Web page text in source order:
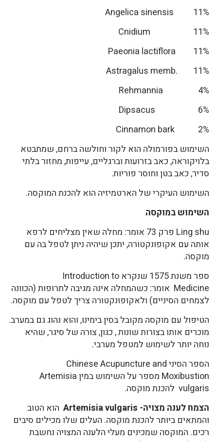
Angelica sinensis 11%
Cnidium 11%
Paeonia lactiflora 11%
Astragalus memb. 11%
Rehmannia 4%
Dipsacus 6%
Cinnamon bark 2%
השימוש בפורמולה הוא לקור וחולשה ברחם, שמתבטא
בלויקוראה, כאב בזרועות וברגליים, עייפות, מחזור בלתי
סדיר, כאב בטן וחוסר פוריות.
השימוש העיקרי של הארטמיזיה הוא להכנת המוקסה.
השימוש במוקסה
Ling shu פרק 73 אומר: מחלה שאין מצליחים לרפא
אותה עם אקופונקטורה, יתכן שיהיה ניתן לטפל בה עם
מוקסה.
ספר משנת 1575 שנקרא Introduction to
Medicine אומר: כשהמחלה אינה מגיבה לתרופות (הכוונה
לצמחים הסיניים) ולאקופונקטורה צריך לטפל עם מוקסה.
הטיפול עם מוקסה מקובל בסין בימינו, והוא נהוג גם במערב.
מוכרים אותו בצורות שונות , כגון, צורה של סיגר, שהיא
נוחה יותר לשימוש למטפל מערבי.
הספר הסיני Chinese Acupuncture and
Moxibustion מספר על השימוש במין Artemisia
vulgaris להכנת מוקסה.
הצמח לענה מצויה- Artemisia vulgaris הוא הטוב
והמתאים ביותר להכנת מוקסה. העלים שלו מכילים סיבים
רכים. המוקסה שמכינים מעלי הלענה המצויה נחשבת